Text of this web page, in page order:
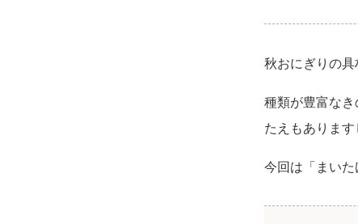
秋おにぎりの具
種類が豊富な
たえもありま
今回は「まいた